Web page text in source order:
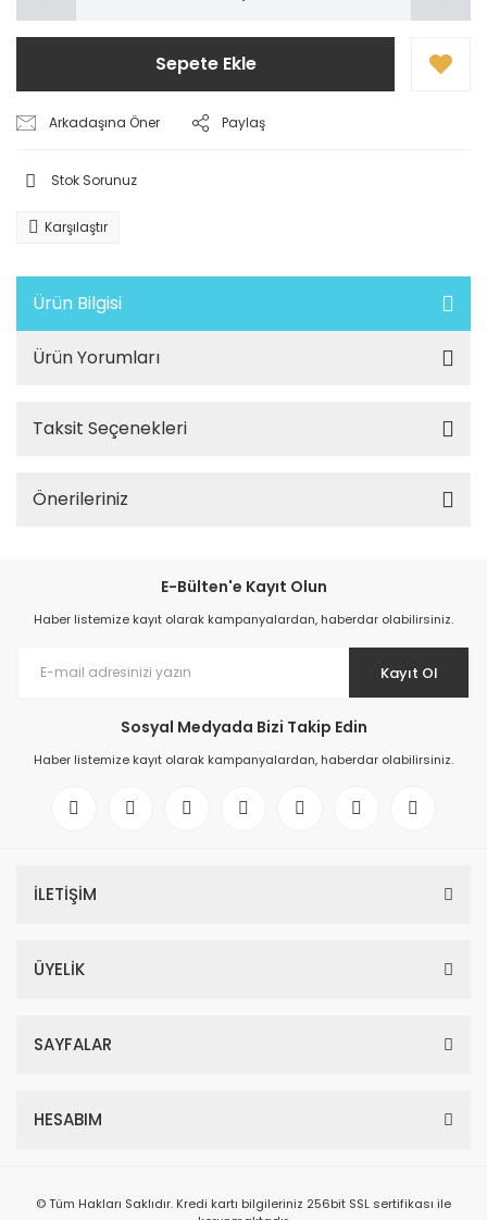
Sepete Ekle
Arkadaşına Öner Paylaş
Stok Sorunuz
Karşılaştır
Ürün Bilgisi
Ürün Yorumları
Taksit Seçenekleri
Önerileriniz
E-Bülten'e Kayıt Olun
Haber listemize kayıt olarak kampanyalardan, haberdar olabilirsiniz.
Kayıt Ol
Sosyal Medyada Bizi Takip Edin
Haber listemize kayıt olarak kampanyalardan, haberdar olabilirsiniz.
İLETİŞİM
ÜYELİK
SAYFALAR
HESABIM
© Tüm Hakları Saklıdır. Kredi kartı bilgileriniz 256bit SSL sertifikası ile